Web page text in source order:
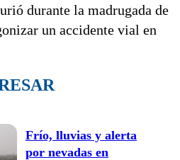
durante la madrugada de
un accidente vial en
Frío, lluvias y alerta
por nevadas en